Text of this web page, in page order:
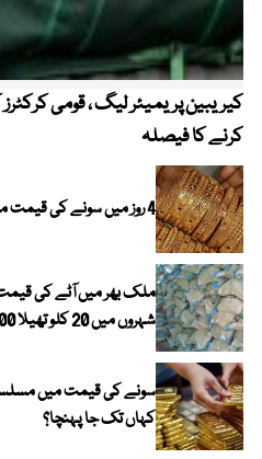
کرنے کا فیصلہ
4 روز میں سونے کی قیمت میں بڑا اضافہ
ملک بھر میں آٹے کی
شہروں میں 20 کلو تھیلا 100 روپے تک مہنگا
سونے کی قیمت میں مسلسل
کہاں تک جا پہنچا؟